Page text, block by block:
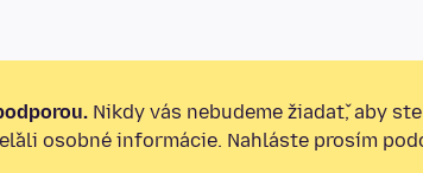
Nikdy vás nebudeme žiadať, aby
osobné informácie. Nahláste prosím